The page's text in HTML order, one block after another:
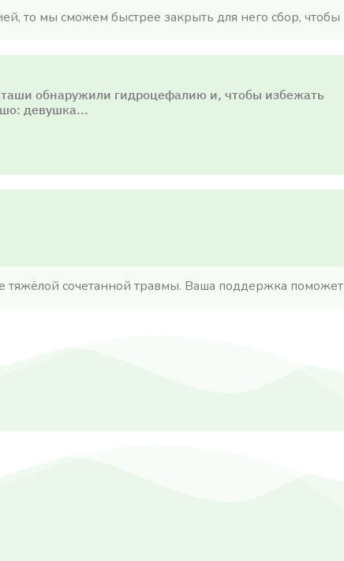
то мы сможем быстрее закрыть для него сбор, чтобы
обнаружили гидроцефалию и, чтобы избежать
девушка...
тяжёлой сочетанной травмы. Ваша поддержка поможет